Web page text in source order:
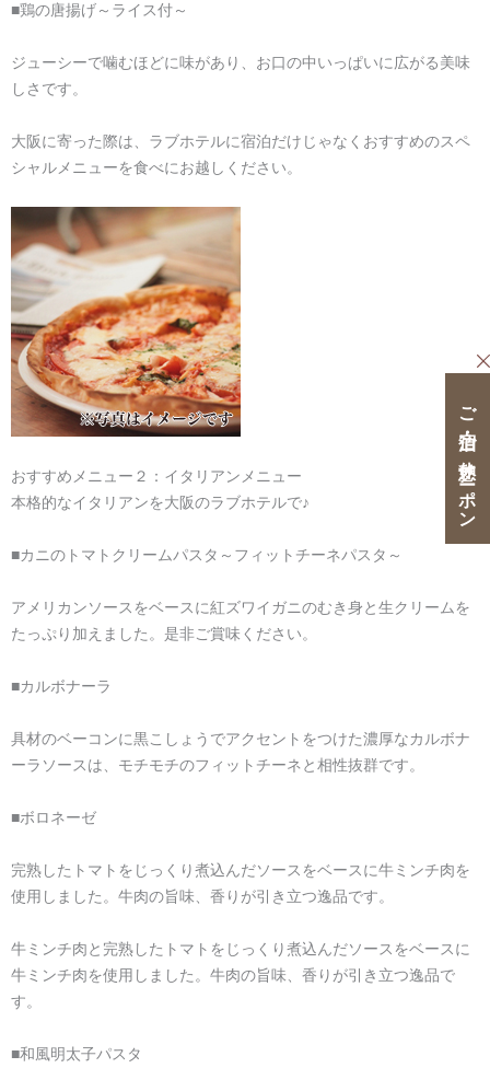
■鶏の唐揚げ～ライス付～
ジューシーで噛むほどに味があり、お口の中いっぱいに広がる美味
しさです。
大阪に寄った際は、ラブホテルに宿泊だけじゃなくおすすめのスペ
シャルメニューを食べにお越しください。
おすすめメニュー２：イタリアンメニュー
本格的なイタリアンを大阪のラブホテルで♪
■カニのトマトクリームパスタ～フィットチーネパスタ～
アメリカンソースをベースに紅ズワイガニのむき身と生クリームを
たっぷり加えました。是非ご賞味ください。
■カルボナーラ
具材のベーコンに黒こしょうでアクセントをつけた濃厚なカルボナ
ーラソースは、モチモチのフィットチーネと相性抜群です。
■ボロネーゼ
完熟したトマトをじっくり煮込んだソースをベースに牛ミンチ肉を
使用しました。牛肉の旨味、香りが引き立つ逸品です。
牛ミンチ肉と完熟したトマトをじっくり煮込んだソースをベースに
牛ミンチ肉を使用しました。牛肉の旨味、香りが引き立つ逸品で
す。
■和風明太子パスタ
ご宿泊・ご休憩クーポン